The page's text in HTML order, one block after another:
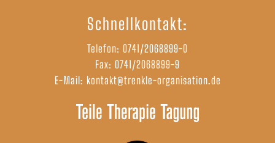
Schnellkontakt:
Telefon: 0741/2068899-0
Fax: 0741/2068899-9
E-Mail: kontakt@trenkle-organisation.de